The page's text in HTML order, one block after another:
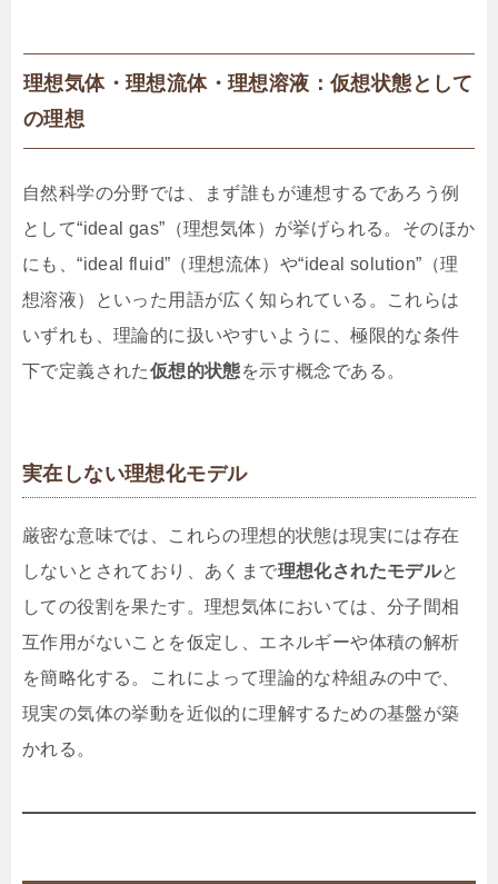
理想気体・理想流体・理想溶液：仮想状態として
の理想
自然科学の分野では、まず誰もが連想するであろう例
として“ideal gas”（理想気体）が挙げられる。そのほか
にも、“ideal fluid”（理想流体）や“ideal solution”（理
想溶液）といった用語が広く知られている。これらは
いずれも、理論的に扱いやすいように、極限的な条件
下で定義された仮想的状態を示す概念である。
実在しない理想化モデル
厳密な意味では、これらの理想的状態は現実には存在
しないとされており、あくまで理想化されたモデルと
しての役割を果たす。理想気体においては、分子間相
互作用がないことを仮定し、エネルギーや体積の解析
を簡略化する。これによって理論的な枠組みの中で、
現実の気体の挙動を近似的に理解するための基盤が築
かれる。